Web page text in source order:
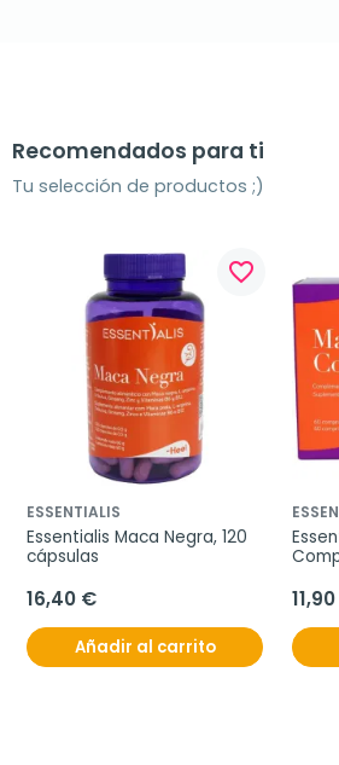
Recomendados para ti
Tu selección de productos ;)
favorite_border
ESSENTIALIS
Essentialis Maca Negra, 120
cápsulas
16,40 €
Añadir al carrito